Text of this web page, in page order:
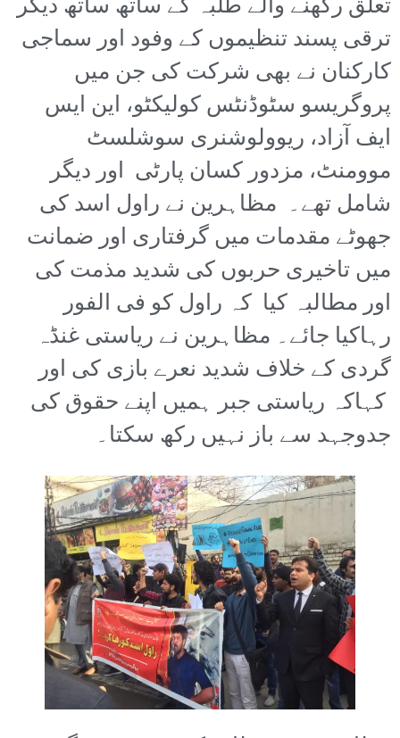
تعلق رکھنے والے طلبہ کے ساتھ ساتھ دیگر
ترقی پسند تنظیموں کے وفود اور سماجی
کارکنان نے بھی شرکت کی جن میں
پروگریسو سٹوڈنٹس کولیکٹو، این ایس
ایف آزاد، ریوولوشنری سوشلسٹ
موومنٹ، مزدور کسان پارٹی اور دیگر
شامل تھے۔ مظاہرین نے راول اسد کی
جھوٹے مقدمات میں گرفتاری اور ضمانت
میں تاخیری حربوں کی شدید مذمت کی
اور مطالبہ کیا کہ راول کو فی الفور
رہاکیا جائے۔ مظاہرین نے ریاستی غنڈہ
گردی کے خلاف شدید نعرے بازی کی اور
کہاکہ ریاستی جبر ہمیں اپنے حقوق کی
جدوجہد سے باز نہیں رکھ سکتا۔